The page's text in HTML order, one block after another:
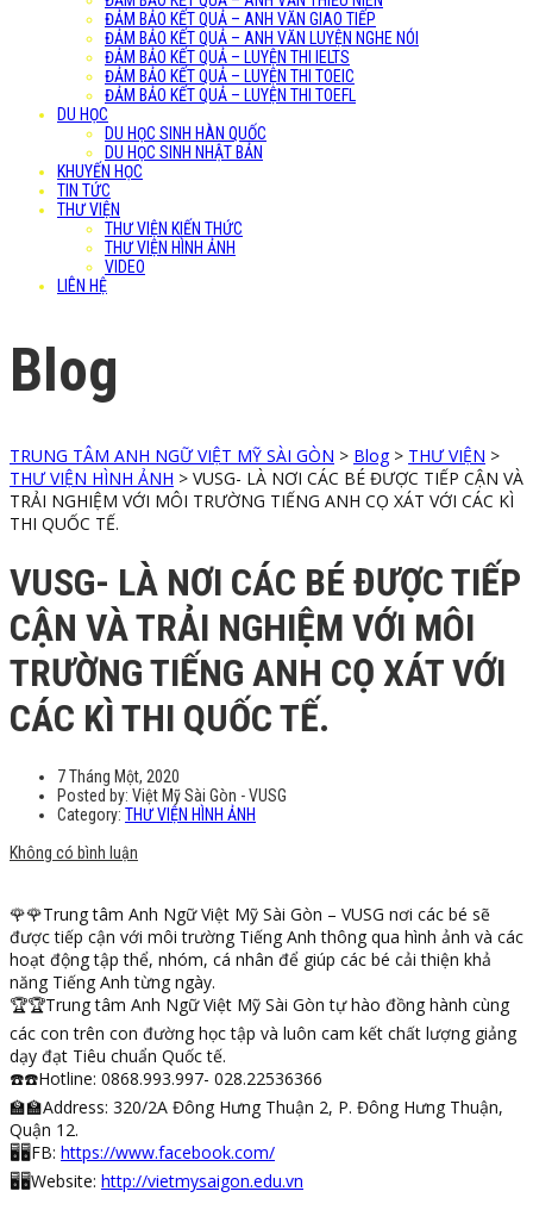
ĐẢM BẢO KẾT QUẢ – ANH VĂN GIAO TIẾP
ĐẢM BẢO KẾT QUẢ – ANH VĂN LUYỆN NGHE NÓI
ĐẢM BẢO KẾT QUẢ – LUYỆN THI IELTS
ĐẢM BẢO KẾT QUẢ – LUYỆN THI TOEIC
ĐẢM BẢO KẾT QUẢ – LUYỆN THI TOEFL
DU HỌC
DU HỌC SINH HÀN QUỐC
DU HỌC SINH NHẬT BẢN
KHUYẾN HỌC
TIN TỨC
THƯ VIỆN
THƯ VIỆN KIẾN THỨC
THƯ VIỆN HÌNH ẢNH
VIDEO
LIÊN HỆ
Blog
TRUNG TÂM ANH NGỮ VIỆT MỸ SÀI GÒN > Blog> THƯ VIỆN >
THƯ VIỆN HÌNH ẢNH > VUSG- LÀ NƠI CÁC BÉ ĐƯỢC TIẾP CẬN VÀ
TRẢI NGHIỆM VỚI MÔI TRƯỜNG TIẾNG ANH CỌ XÁT VỚI CÁC KÌ
THI QUỐC TẾ.
VUSG- LÀ NƠI CÁC BÉ ĐƯỢC TIẾP
CẬN VÀ TRẢI NGHIỆM VỚI MÔI
TRƯỜNG TIẾNG ANH CỌ XÁT VỚI
CÁC KÌ THI QUỐC TẾ.
7 Tháng Một, 2020
Posted by: Việt Mỹ Sài Gòn - VUSG
Category: THƯ VIỆN HÌNH ẢNH
Không có bình luận
🌹🌹Trung tâm Anh Ngữ Việt Mỹ Sài Gòn – VUSG nơi các bé sẽ
được tiếp cận với môi trường Tiếng Anh thông qua hình ảnh và các
hoạt động tập thể, nhóm, cá nhân để giúp các bé cải thiện khả
năng Tiếng Anh từng ngày.
🏆🏆Trung tâm Anh Ngữ Việt Mỹ Sài Gòn tự hào đồng hành cùng
các con trên con đường học tập và luôn cam kết chất lượng giảng
dạy đạt Tiêu chuẩn Quốc tế.
☎️☎️Hotline: 0868.993.997- 028.22536366
🏫🏫Address: 320/2A Đông Hưng Thuận 2, P. Đông Hưng Thuận,
Quận 12.
🖥🖥FB: https://www.facebook.com/
🖥🖥Website: http://vietmysaigon.edu.vn